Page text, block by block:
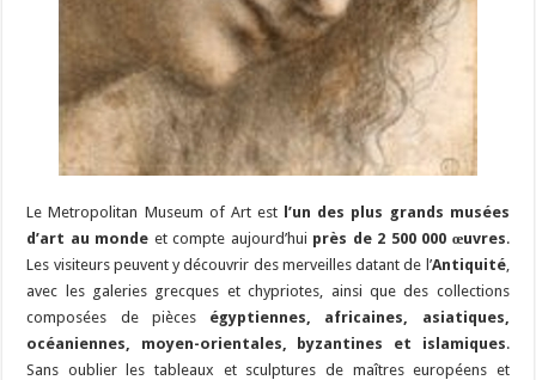
Le Metropolitan Museum of Art est l’un des plus grands musées
d’art au monde et compte aujourd’hui près de 2 500 000 œuvres.
Les visiteurs peuvent y découvrir des merveilles datant de l’Antiquité,
avec les galeries grecques et chypriotes, ainsi que des collections
composées de pièces égyptiennes, africaines, asiatiques,
océaniennes, moyen-orientales, byzantines et islamiques.
Sans oublier les tableaux et sculptures de maîtres européens et